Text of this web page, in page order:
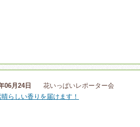
06月24日
花いっぱいレポーター会
らしい香りを届けます！